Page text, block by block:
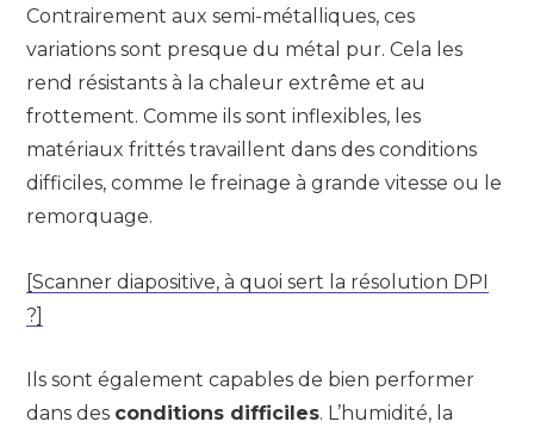
Contrairement aux semi-métalliques, ces
variations sont presque du métal pur. Cela les
rend résistants à la chaleur extrême et au
frottement. Comme ils sont inflexibles, les
matériaux frittés travaillent dans des conditions
difficiles, comme le freinage à grande vitesse ou le
remorquage.
[Scanner diapositive, à quoi sert la résolution DPI
?]
Ils sont également capables de bien performer
dans des conditions difficiles. L’humidité, la